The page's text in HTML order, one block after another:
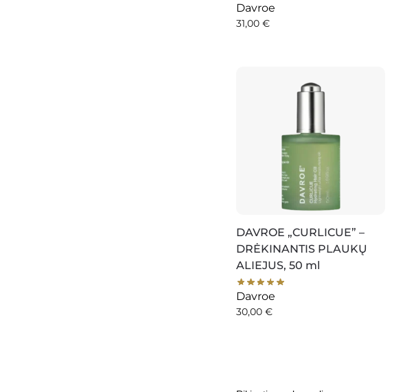
Davroe
31,00€
DAVROE „CURLICUE” –
DRĖKINANTIS PLAUKŲ
ALIEJUS, 50 ml
Davroe
30,00€